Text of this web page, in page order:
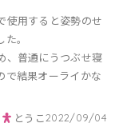
使用すると姿勢のせ
。
、普通にうつぶせ寝
で結果オーライかな
とうこ2022/09/04